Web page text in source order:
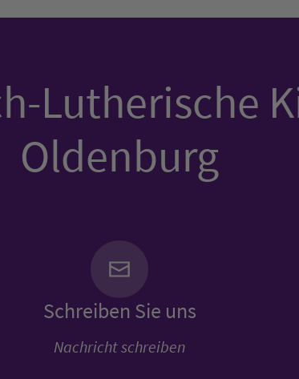
Lutherische
Oldenburg
Schreiben Sie uns
Nachricht schreiben